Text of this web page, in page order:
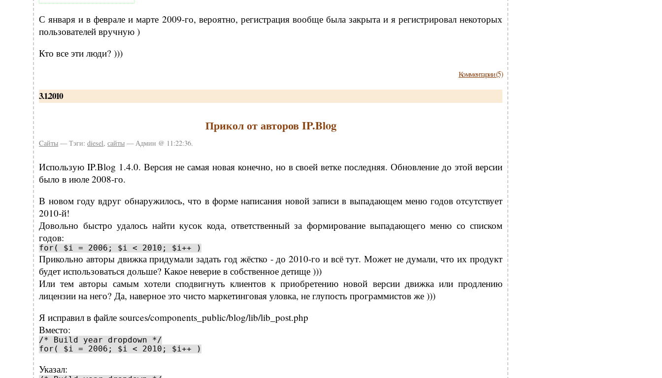
С января и в феврале и марте 2009-го, вероятно, регистрация вообще была закрыта и я регистрировал некоторых
пользователей вручную )
Кто все эти люди? )))
Комментарии (5)
3.1.2010
Прикол от авторов IP.Blog
Cайты — Тэги:diesel,сайты — Админ @ 11:22:36.
Использую IP.Blog 1.4.0. Версия не самая новая конечно, но в своей ветке последняя. Обновление до этой версии
было в июле 2008-го.
В новом году вдруг обнаружилось, что в форме написания новой записи в выпадающем меню годов отсутствует
2010-й!
Довольно быстро удалось найти кусок кода, ответственный за формирование выпадающего меню со списком
годов:
for( $i = 2006; $i < 2010; $i++ )
Прикольно авторы движка придумали задать год жёстко - до 2010-го и всё тут. Может не думали, что их продукт
будет использоваться дольше? Какое неверие в собственное детище )))
Или тем авторы самым хотели сподвигнуть клиентов к приобретению новой версии движка или продлению
лицензии на него? Да, наверное это чисто маркетинговая уловка, не глупость программистов же )))
Я исправил в файле sources/components_public/blog/lib/lib_post.php
Вместо:
/* Build year dropdown */
for( $i = 2006; $i < 2010; $i++ )
Указал: